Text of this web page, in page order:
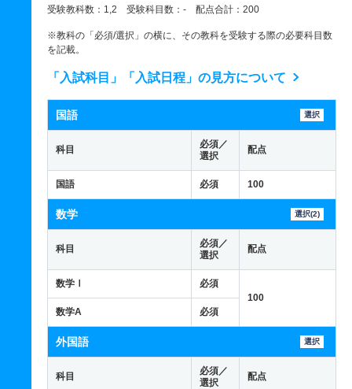
受験教科数：1,2 受験科目数：- 配点合計：200
※教科の「必須/選択」の横に、その教科を受験する際の必要科目数
を記載。
「入試科目」「入試日程」の見方について
国語 選択
科目
必須／
選択
配点
国語 必須 100
数学 選択(2)
科目
必須／
選択
配点
数学Ⅰ
必須
100
数学A
必須
外国語 選択
科目
必須／
選択
配点